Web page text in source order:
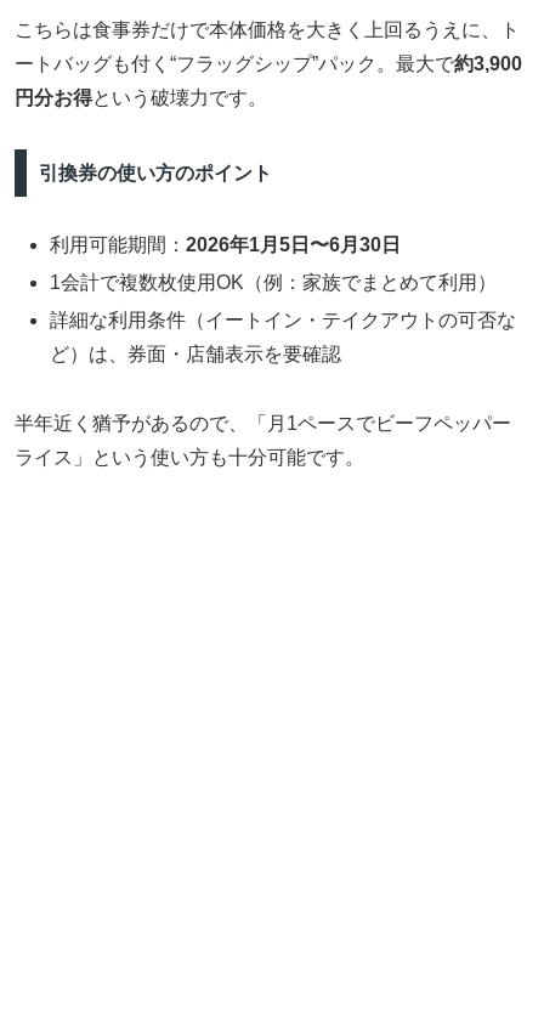
こちらは食事券だけで本体価格を大きく上回るうえに、ト
ートバッグも付く“フラッグシップ”パック。最大で約3,900
円分お得という破壊力です。
引換券の使い方のポイント
利用可能期間：2026年1月5日〜6月30日
1会計で複数枚使用OK（例：家族でまとめて利用）
詳細な利用条件（イートイン・テイクアウトの可否な
ど）は、券面・店舗表示を要確認
半年近く猶予があるので、「月1ペースでビーフペッパー
ライス」という使い方も十分可能です。